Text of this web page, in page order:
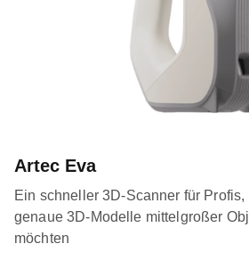
Artec Eva
Ein schneller 3D-Scanner für
genaue 3D-Modelle mittelgroßer
möchten